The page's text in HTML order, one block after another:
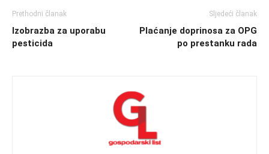
Prethodni članak
Izobrazba za uporabu
pesticida
Sljedeći članak
Plaćanje doprinosa za OPG
po prestanku rada